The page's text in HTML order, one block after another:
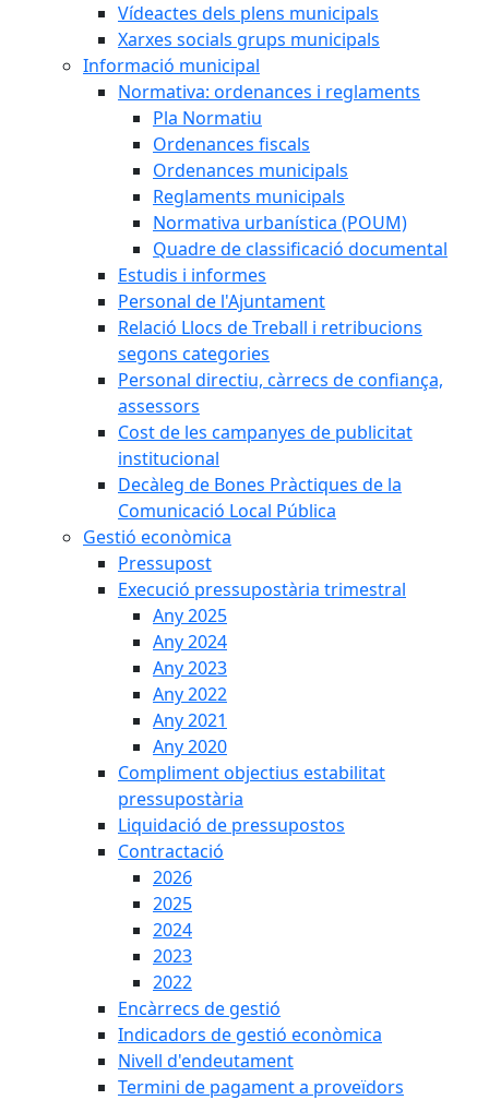
Vídeactes dels plens municipals
Xarxes socials grups municipals
Informació municipal
Normativa: ordenances i reglaments
Pla Normatiu
Ordenances fiscals
Ordenances municipals
Reglaments municipals
Normativa urbanística (POUM)
Quadre de classificació documental
Estudis i informes
Personal de l'Ajuntament
Relació Llocs de Treball i retribucions
segons categories
Personal directiu, càrrecs de confiança,
assessors
Cost de les campanyes de publicitat
institucional
Decàleg de Bones Pràctiques de la
Comunicació Local Pública
Gestió econòmica
Pressupost
Execució pressupostària trimestral
Any 2025
Any 2024
Any 2023
Any 2022
Any 2021
Any 2020
Compliment objectius estabilitat
pressupostària
Liquidació de pressupostos
Contractació
2026
2025
2024
2023
2022
Encàrrecs de gestió
Indicadors de gestió econòmica
Nivell d'endeutament
Termini de pagament a proveïdors